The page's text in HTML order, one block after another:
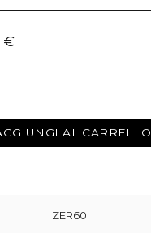
€
quantitàAL CARRELLO
ZER60